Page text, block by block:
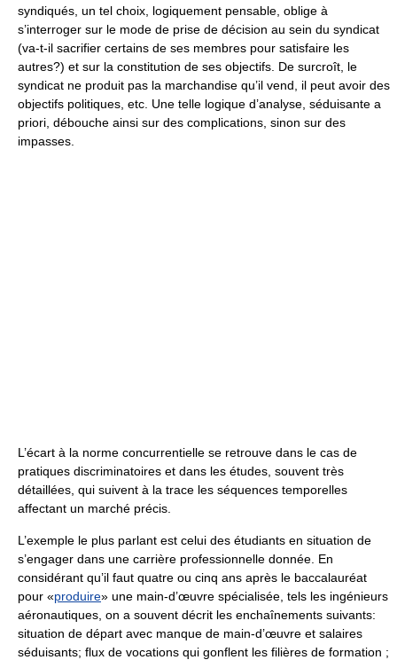
syndiqués, un tel choix, logiquement pensable, oblige à
s’interroger sur le mode de prise de décision au sein du syndicat
(va-t-il sacrifier certains de ses membres pour satisfaire les
autres?) et sur la constitution de ses objectifs. De surcroît, le
syndicat ne produit pas la marchandise qu’il vend, il peut avoir des
objectifs politiques, etc. Une telle logique d’analyse, séduisante a
priori, débouche ainsi sur des complications, sinon sur des
impasses.
L’écart à la norme concurrentielle se retrouve dans le cas de
pratiques discriminatoires et dans les études, souvent très
détaillées, qui suivent à la trace les séquences temporelles
affectant un marché précis.
L’exemple le plus parlant est celui des étudiants en situation de
s’engager dans une carrière professionnelle donnée. En
considérant qu’il faut quatre ou cinq ans après le baccalauréat
pour «produire» une main-d’œuvre spécialisée, tels les ingénieurs
aéronautiques, on a souvent décrit les enchaînements suivants:
situation de départ avec manque de main-d’œuvre et salaires
séduisants; flux de vocations qui gonflent les filières de formation ;